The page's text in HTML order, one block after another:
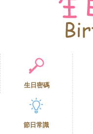
生日密碼
節日常識